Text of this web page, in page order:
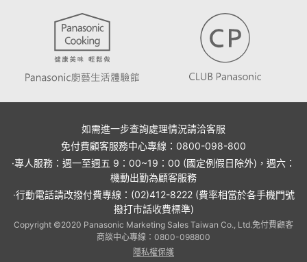
如需進一步查詢處理情況請洽客服
免付費顧客服務中心專線：0800-098-800
·專人服務：週一至週五 9：00~19：00 (國定例假日除外)，週六：
機動出勤為顧客服務
·行動電話請改撥付費專線：(02)412-8222 (費率相當於各手機門號
撥打市話收費標準)
Copyright ©2020 Panasonic Marketing Sales Taiwan Co., Ltd.免付費顧客
商談中心專線：0800-098800
隱私權保護